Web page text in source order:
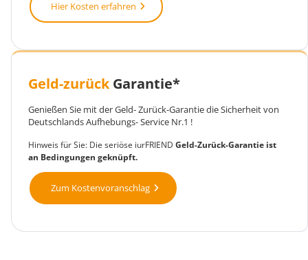
Hier Kosten erfahren
Geld-zurückGarantie*
Genießen Sie mit der Geld- Zurück-Garantie die Sicherheit von
Deutschlands Aufhebungs- Service Nr.1 !
Hinweis für Sie: Die seriöse iurFRIEND Geld-Zurück-Garantie ist
an Bedingungen geknüpft.
Zum Kostenvoranschlag